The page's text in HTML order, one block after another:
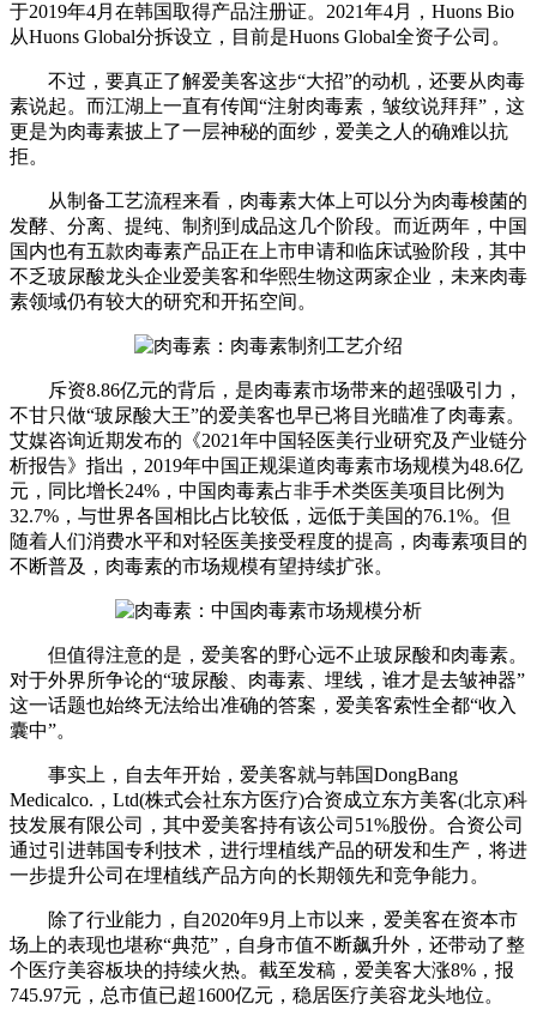
于2019年4月在韩国取得产品注册证。2021年4月，Huons Bio
从Huons Global分拆设立，目前是Huons Global全资子公司。
不过，要真正了解爱美客这步“大招”的动机，还要从肉毒
素说起。而江湖上一直有传闻“注射肉毒素，皱纹说拜拜”，这
更是为肉毒素披上了一层神秘的面纱，爱美之人的确难以抗
拒。
从制备工艺流程来看，肉毒素大体上可以分为肉毒梭菌的
发酵、分离、提纯、制剂到成品这几个阶段。而近两年，中国
国内也有五款肉毒素产品正在上市申请和临床试验阶段，其中
不乏玻尿酸龙头企业爱美客和华熙生物这两家企业，未来肉毒
素领域仍有较大的研究和开拓空间。
斥资8.86亿元的背后，是肉毒素市场带来的超强吸引力，
不甘只做“玻尿酸大王”的爱美客也早已将目光瞄准了肉毒素。
艾媒咨询近期发布的《2021年中国轻医美行业研究及产业链分
析报告》指出，2019年中国正规渠道肉毒素市场规模为48.6亿
元，同比增长24%，中国肉毒素占非手术类医美项目比例为
32.7%，与世界各国相比占比较低，远低于美国的76.1%。但
随着人们消费水平和对轻医美接受程度的提高，肉毒素项目的
不断普及，肉毒素的市场规模有望持续扩张。
但值得注意的是，爱美客的野心远不止玻尿酸和肉毒素。
对于外界所争论的“玻尿酸、肉毒素、埋线，谁才是去皱神器”
这一话题也始终无法给出准确的答案，爱美客索性全都“收入
囊中”。
事实上，自去年开始，爱美客就与韩国DongBang
Medicalco.，Ltd(株式会社东方医疗)合资成立东方美客(北京)科
技发展有限公司，其中爱美客持有该公司51%股份。合资公司
通过引进韩国专利技术，进行埋植线产品的研发和生产，将进
一步提升公司在埋植线产品方向的长期领先和竞争能力。
除了行业能力，自2020年9月上市以来，爱美客在资本市
场上的表现也堪称“典范”，自身市值不断飙升外，还带动了整
个医疗美容板块的持续火热。截至发稿，爱美客大涨8%，报
745.97元，总市值已超1600亿元，稳居医疗美容龙头地位。